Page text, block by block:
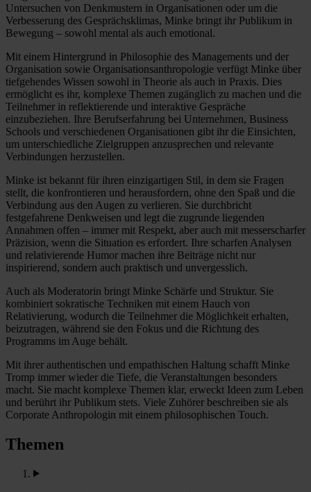
Untersuchen von Denkmustern in Organisationen oder um die
Verbesserung des Gesprächsklimas, Minke bringt ihr Publikum in
Bewegung – sowohl mental als auch emotional.
Mit einem Hintergrund in Philosophie des Managements und der
Organisation sowie Organisationsanthropologie verfügt Minke über
tiefgehendes Wissen sowohl in Theorie als auch in Praxis. Dies
ermöglicht es ihr, komplexe Themen zugänglich zu machen und die
Teilnehmer in reflektierende und interaktive Gespräche
einzubeziehen. Ihre Berufserfahrung bei Unternehmen, Business
Schools und verschiedenen Organisationen gibt ihr die Einsichten,
um unterschiedliche Zielgruppen anzusprechen und relevante
Verbindungen herzustellen.
Minke ist bekannt für ihren einzigartigen Stil, in dem sie Fragen
stellt, die konfrontieren und herausfordern, ohne den Spaß und die
Verbindung aus den Augen zu verlieren. Sie durchbricht
festgefahrene Denkweisen und legt die zugrunde liegenden
Annahmen offen – immer mit Respekt, aber auch mit messerscharfer
Präzision, wenn die Situation es erfordert. Ihre scharfen Analysen
und relativierende Humor machen ihre Beiträge nicht nur
inspirierend, sondern auch praktisch und unvergesslich.
Auch als Moderatorin bringt Minke Schärfe und Struktur. Sie
kombiniert sokratische Techniken mit einem Hauch von
Relativierung, wodurch die Teilnehmer die Möglichkeit erhalten,
beizutragen, während sie den Fokus und die Richtung des
Programms im Auge behält.
Mit ihrer authentischen und empathischen Haltung schafft Minke
Tromp immer wieder die Tiefe, die Veranstaltungen besonders
macht. Sie macht komplexe Themen klar, erweckt Ideen zum Leben
und berührt ihr Publikum stets. Viele Zuhörer beschreiben sie als
Corporate Anthropologin mit einem philosophischen Touch.
Themen